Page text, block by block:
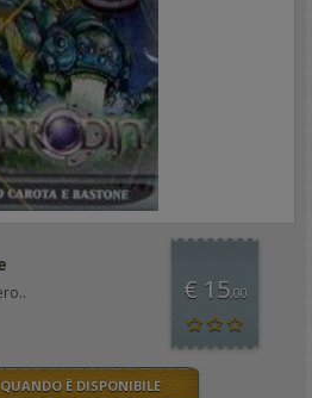
€ 15,00
È DISPONIBILE